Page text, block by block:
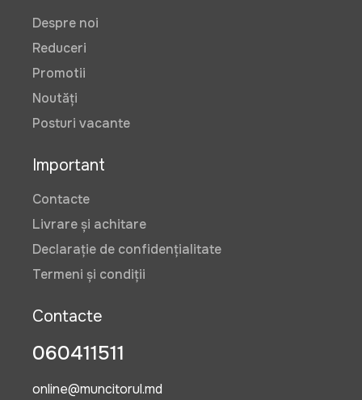
Despre noi
Reduceri
Promotii
Noutăți
Posturi vacante
Important
Contacte
Livrare și achitare
Declarație de confidențialitate
Termeni și condiții
Contacte
060411511
online@muncitorul.md